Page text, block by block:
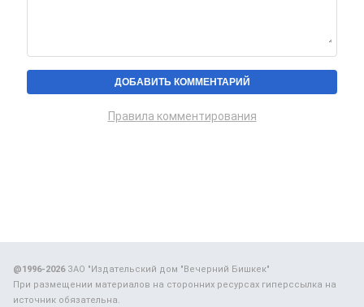
Правила комментирования
@1996-2026ЗАО "Издательский дом "Вечерний Бишкек"
При размещении материалов на сторонних ресурсах гиперссылка на
источник обязательна.